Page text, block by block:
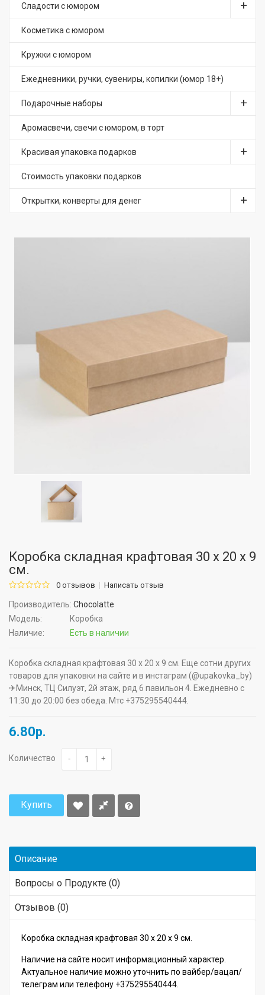
Сладости с юмором
Косметика с юмором
Кружки с юмором
Ежедневники, ручки, сувениры, копилки (юмор 18+)
Подарочные наборы
Аромасвечи, свечи с юмором, в торт
Красивая упаковка подарков
Стоимость упаковки подарков
Открытки, конверты для денег
Коробка складная крафтовая 30 х 20 х 9
см.
0 отзывов Написать отзыв
Производитель: Chocolatte
Модель:
Коробка
Наличие:
Есть в наличии
Коробка складная крафтовая 30 х 20 х 9 см. Еще сотни других
товаров для упаковки на сайте и в инстаграм (@upakovka_by)
✈Минск, ТЦ Силуэт, 2й этаж, ряд 6 павильон 4. Ежедневно с
11:30 до 20:00 без обеда. Мтс +375295540444.
6.80р.
Количество - +
Купить
Описание
Вопросы о Продукте (0)
Отзывов (0)
Коробка складная крафтовая 30 х 20 х 9 см.
Наличие на сайте носит информационный характер.
Актуальное наличие можно уточнить по вайбер/вацап/
телеграм или телефону +375295540444.